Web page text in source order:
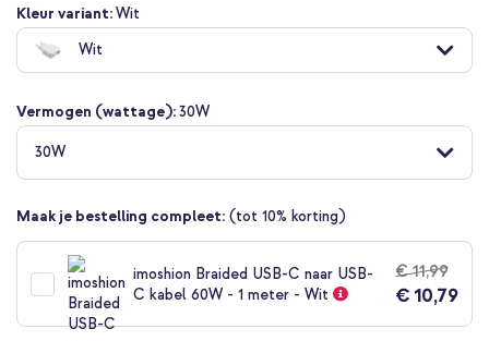
Ga
naar
het
begin
de
afbeeldingen-
gallerij
Kleur variant:Wit
Wit
Vermogen (wattage):30W
30W
Maak je bestelling compleet: (tot 10% korting)
imoshion Braided USB-C naar USB-
C kabel 60W - 1 meter - Wit
€ 11,99
€ 10,79